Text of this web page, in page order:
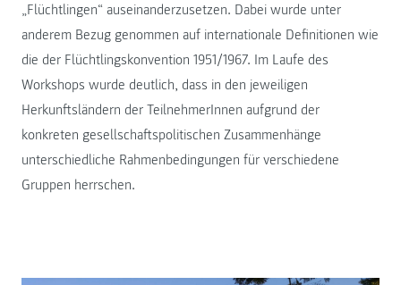
„Flüchtlingen“ auseinanderzusetzen. Dabei wurde unter
anderem Bezug genommen auf internationale Definitionen wie
die der Flüchtlingskonvention 1951/1967. Im Laufe des
Workshops wurde deutlich, dass in den jeweiligen
Herkunftsländern der TeilnehmerInnen aufgrund der
konkreten gesellschaftspolitischen Zusammenhänge
unterschiedliche Rahmenbedingungen für verschiedene
Gruppen herrschen.